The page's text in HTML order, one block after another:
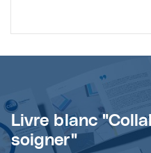
Livre blanc
soigner"